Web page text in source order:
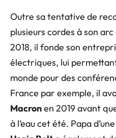
Outre sa tentative de
plusieurs cordes à son
2018, il fonde son
électriques, lui
monde pour des
France par exemple, il
Macronen 2019 avant
à l’eau cet été. Papa